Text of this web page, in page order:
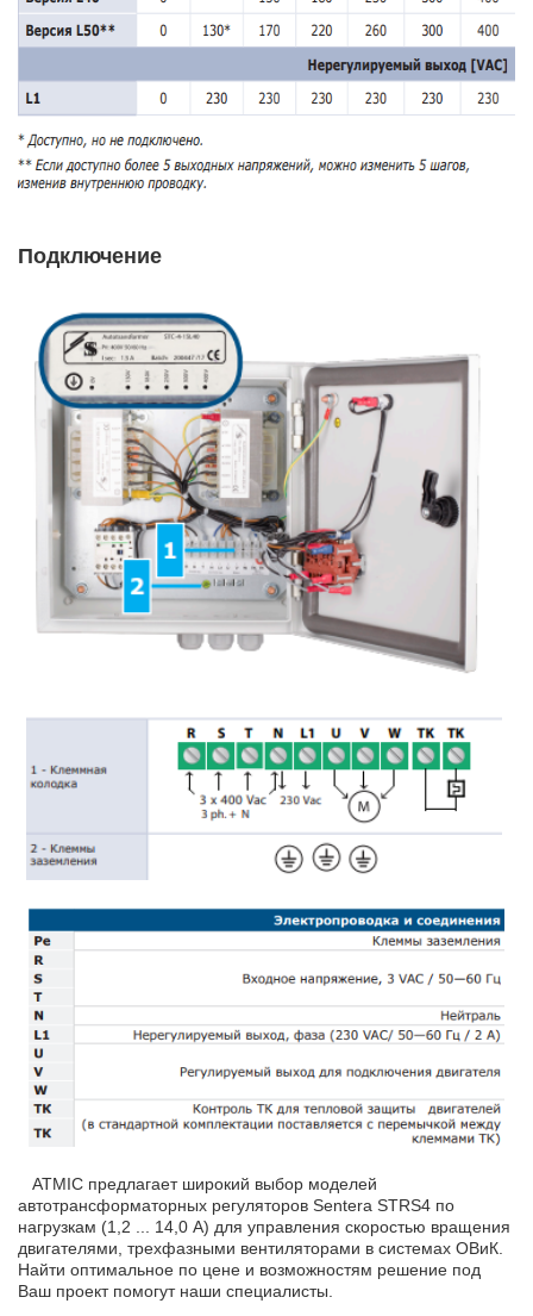
Подключение
ATMIC предлагает широкий выбор моделей
автотрансформаторных регуляторов Sentera STRS4 по
нагрузкам (1,2 ... 14,0 А) для управления скоростью вращения
двигателями, трехфазными вентиляторами в системах ОВиК.
Найти оптимальное по цене и возможностям решение под
Ваш проект помогут наши специалисты.